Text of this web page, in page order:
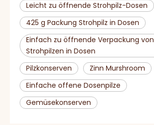
Leicht zu öffnende Strohpilz-Dosen
425 g Packung Strohpilz in Dosen
Einfach zu öffnende Verpackung von
Strohpilzen in Dosen
Pilzkonserven
Zinn Murshroom
Einfache offene Dosenpilze
Gemüsekonserven